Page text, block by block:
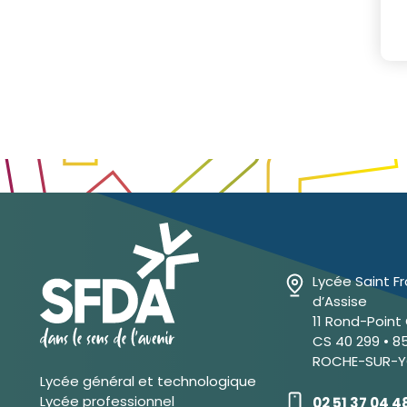
Lycée général et technologique
Lycée professionnel
Lycée Saint
d’Assise
11 Rond-
CS 40 299 •
ROCHE-SUR-
02 51 37 04